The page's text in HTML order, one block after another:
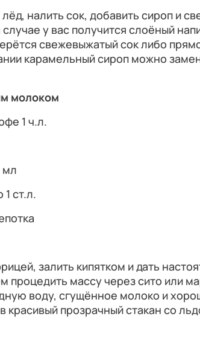
налить сок, добавить сироп и
у вас получится слоёный
свежевыжатый сок либо
карамельный сироп можно
молоком
1 ч.л.
мл
ст.л.
залить кипятком и дать
процедить массу через сито или
воду, сгущённое молоко и
красивый прозрачный стакан со